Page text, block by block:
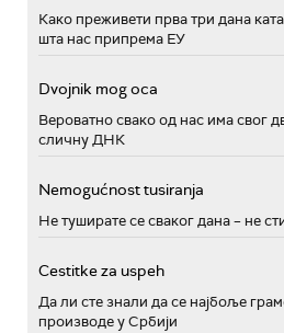
Како преживети прва три дана
шта нас припрема ЕУ
Dvojnik mog oca
Вероватно свако од нас има свог
сличну ДНК
Nemogućnost tusiranja
Не туширате се сваког дана – не
Cestitke za uspeh
Да ли сте знали да се најбоље
производе у Србији